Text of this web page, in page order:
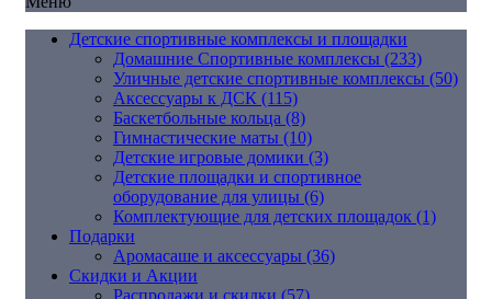
Детские спортивные комплексы и площадки
Домашние Спортивные комплексы (233)
Уличные детские спортивные комплексы (50)
Аксессуары к ДСК (115)
Баскетбольные кольца (8)
Гимнастические маты (10)
Детские игровые домики (3)
Детские площадки и спортивное
оборудование для улицы (6)
Комплектующие для детских площадок (1)
Подарки
Аромасаше и аксессуары (36)
Скидки и Акции